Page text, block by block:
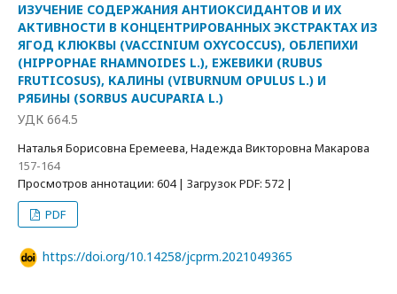
ИЗУЧЕНИЕ СОДЕРЖАНИЯ АНТИОКСИДАНТОВ И ИХ
АКТИВНОСТИ В КОНЦЕНТРИРОВАННЫХ ЭКСТРАКТАХ ИЗ
ЯГОД КЛЮКВЫ (VACCINIUM OXYCOCCUS), ОБЛЕПИХИ
(HIPPOPHAE RHAMNOIDES L.), ЕЖЕВИКИ (RUBUS
FRUTICOSUS), КАЛИНЫ (VIBURNUM OPULUS L.) И
РЯБИНЫ (SORBUS AUCUPARIA L.)
УДК 664.5
Наталья Борисовна Еремеева, Надежда Викторовна Макарова
157-164
Просмотров аннотации: 604 | Загрузок PDF: 572 |
PDF
https://doi.org/10.14258/jcprm.2021049365